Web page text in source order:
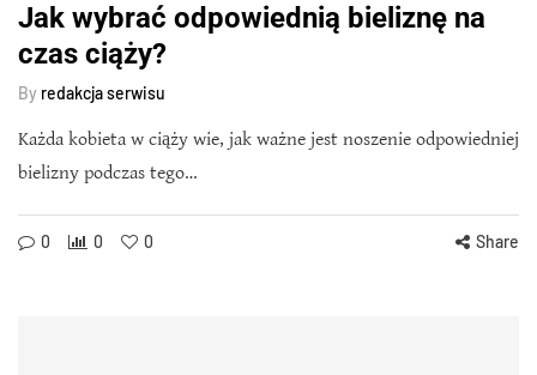
Jak wybrać odpowiednią bieliznę na
czas ciąży?
By redakcja serwisu
Każda kobieta w ciąży wie, jak ważne jest noszenie odpowiedniej
bielizny podczas tego…
0 0 0 Share